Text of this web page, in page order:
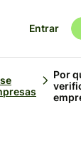
Entrar
Por